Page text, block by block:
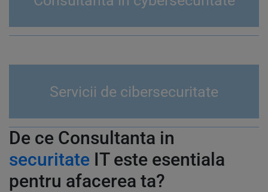
Servicii de cibersecuritate
De ce Consultanta in
securitate IT este esentiala
pentru afacerea ta?